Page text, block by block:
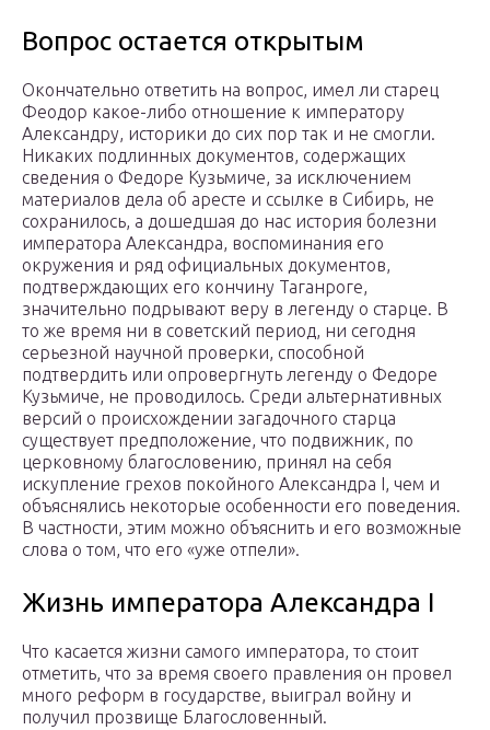
Вопрос остается открытым
Окончательно ответить на вопрос, имел ли старец
Феодор какое-либо отношение к императору
Александру, историки до сих пор так и не смогли.
Никаких подлинных документов, содержащих
сведения о Федоре Кузьмиче, за исключением
материалов дела об аресте и ссылке в Сибирь, не
сохранилось, а дошедшая до нас история болезни
императора Александра, воспоминания его
окружения и ряд официальных документов,
подтверждающих его кончину Таганроге,
значительно подрывают веру в легенду о старце. В
то же время ни в советский период, ни сегодня
серьезной научной проверки, способной
подтвердить или опровергнуть легенду о Федоре
Кузьмиче, не проводилось. Среди альтернативных
версий о происхождении загадочного старца
существует предположение, что подвижник, по
церковному благословению, принял на себя
искупление грехов покойного Александра I, чем и
объяснялись некоторые особенности его поведения.
В частности, этим можно объяснить и его возможные
слова о том, что его «уже отпели».
Жизнь императора Александра I
Что касается жизни самого императора, то стоит
отметить, что за время своего правления он провел
много реформ в государстве, выиграл войну и
получил прозвище Благословенный.